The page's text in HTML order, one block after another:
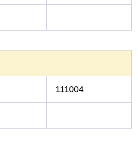
111004